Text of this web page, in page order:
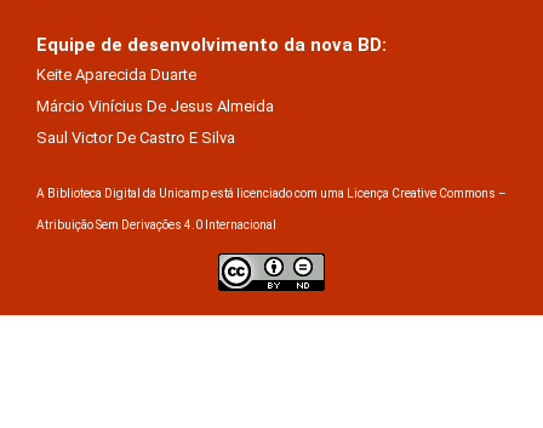
Equipe de desenvolvimento da nova BD:
Keite Aparecida Duarte
Márcio Vinícius De Jesus Almeida
Saul Victor De Castro E Silva
A Biblioteca Digital da Unicamp está licenciado com uma Licença Creative Commons –
Atribuição Sem Derivações 4.0 Internacional